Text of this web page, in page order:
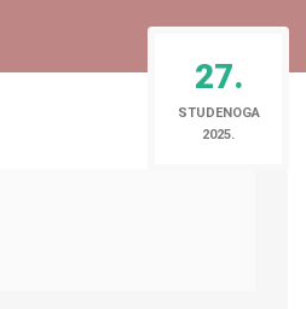
27.
STUDENOGA
2025.